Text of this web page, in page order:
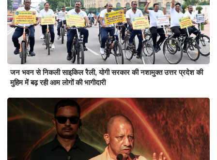
जन भवन से निकली साइकिल रैली, योगी सरकार की नशामुक्त उत्तर प्रदेश की
मुहिम में बढ़ रही आम लोगों की भागीदारी